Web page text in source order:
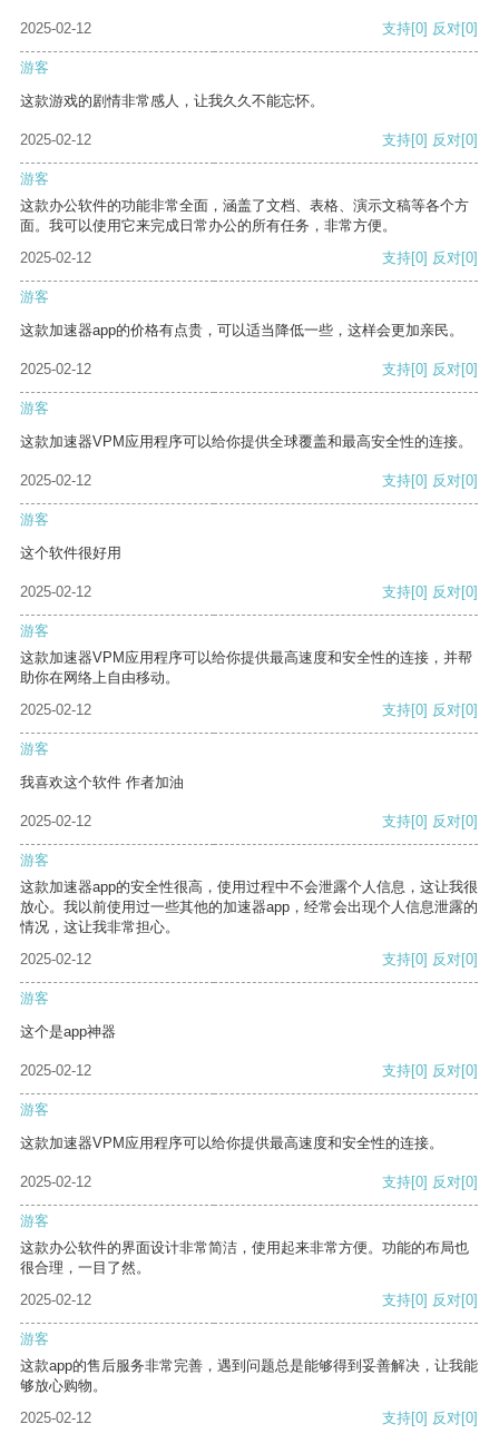
2025-02-12 支持[0] 反对[0]
游客
这款游戏的剧情非常感人，让我久久不能忘怀。
2025-02-12 支持[0] 反对[0]
游客
这款办公软件的功能非常全面，涵盖了文档、表格、演示文稿等各个方
面。我可以使用它来完成日常办公的所有任务，非常方便。
2025-02-12
支持[0] 反对[0]
游客
这款加速器app的价格有点贵，可以适当降低一些，这样会更加亲民。
2025-02-12 支持[0] 反对[0]
游客
这款加速器VPM应用程序可以给你提供全球覆盖和最高安全性的连接。
2025-02-12 支持[0] 反对[0]
游客
这个软件很好用
2025-02-12 支持[0] 反对[0]
游客
这款加速器VPM应用程序可以给你提供最高速度和安全性的连接，并帮
助你在网络上自由移动。
2025-02-12
支持[0] 反对[0]
游客
我喜欢这个软件 作者加油
2025-02-12 支持[0] 反对[0]
游客
这款加速器app的安全性很高，使用过程中不会泄露个人信息，这让我很
放心。我以前使用过一些其他的加速器app，经常会出现个人信息泄露的
情况，这让我非常担心。
2025-02-12
支持[0] 反对[0]
游客
这个是app神器
2025-02-12 支持[0] 反对[0]
游客
这款加速器VPM应用程序可以给你提供最高速度和安全性的连接。
2025-02-12 支持[0] 反对[0]
游客
这款办公软件的界面设计非常简洁，使用起来非常方便。功能的布局也
很合理，一目了然。
2025-02-12
支持[0] 反对[0]
游客
这款app的售后服务非常完善，遇到问题总是能够得到妥善解决，让我能
够放心购物。
2025-02-12
支持[0] 反对[0]